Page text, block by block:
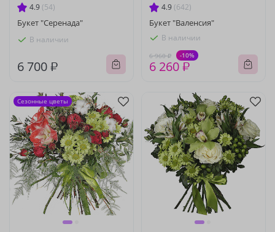
4.9 (54)
Букет "Серенада"
В наличии
6 700 ₽
4.9 (642)
Букет "Валенсия"
В наличии
6 960 ₽ -10%
6 260 ₽
Сезонные цветы